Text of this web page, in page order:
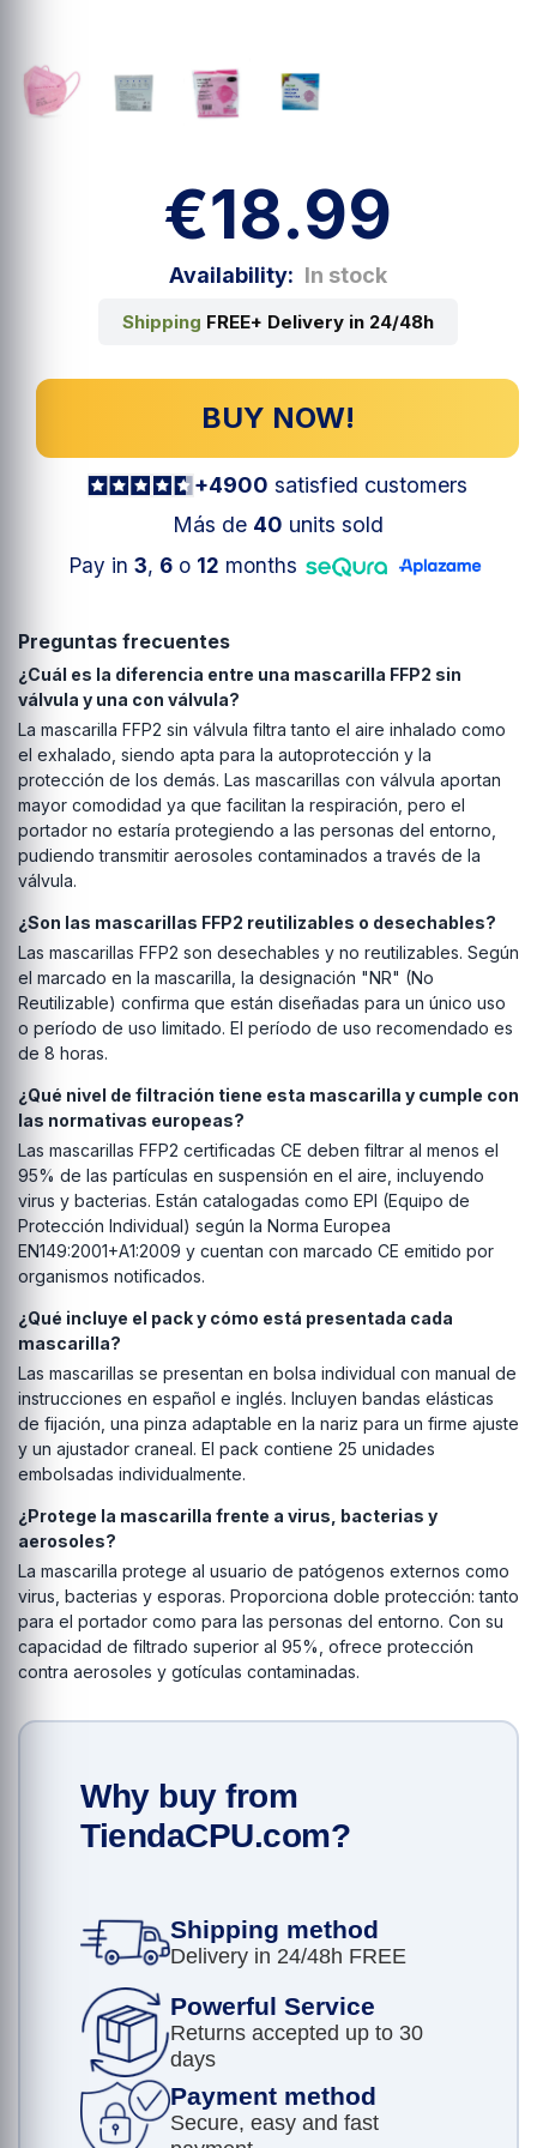
€18.99
Availability: In stock
Shipping FREE+ Delivery in 24/48h
BUY NOW!
+4900 satisfied customers
Más de 40 units sold
Pay in 3, 6o 12 months
Preguntas frecuentes
¿Cuál es la diferencia entre una mascarilla FFP2 sin
válvula y una con válvula?
La mascarilla FFP2 sin válvula filtra tanto el aire inhalado como
el exhalado, siendo apta para la autoprotección y la
protección de los demás. Las mascarillas con válvula aportan
mayor comodidad ya que facilitan la respiración, pero el
portador no estaría protegiendo a las personas del entorno,
pudiendo transmitir aerosoles contaminados a través de la
válvula.
¿Son las mascarillas FFP2 reutilizables o desechables?
Las mascarillas FFP2 son desechables y no reutilizables. Según
el marcado en la mascarilla, la designación "NR" (No
Reutilizable) confirma que están diseñadas para un único uso
o período de uso limitado. El período de uso recomendado es
de 8 horas.
¿Qué nivel de filtración tiene esta mascarilla y cumple con
las normativas europeas?
Las mascarillas FFP2 certificadas CE deben filtrar al menos el
95% de las partículas en suspensión en el aire, incluyendo
virus y bacterias. Están catalogadas como EPI (Equipo de
Protección Individual) según la Norma Europea
EN149:2001+A1:2009 y cuentan con marcado CE emitido por
organismos notificados.
¿Qué incluye el pack y cómo está presentada cada
mascarilla?
Las mascarillas se presentan en bolsa individual con manual de
instrucciones en español e inglés. Incluyen bandas elásticas
de fijación, una pinza adaptable en la nariz para un firme ajuste
y un ajustador craneal. El pack contiene 25 unidades
embolsadas individualmente.
¿Protege la mascarilla frente a virus, bacterias y
aerosoles?
La mascarilla protege al usuario de patógenos externos como
virus, bacterias y esporas. Proporciona doble protección: tanto
para el portador como para las personas del entorno. Con su
capacidad de filtrado superior al 95%, ofrece protección
contra aerosoles y gotículas contaminadas.
Why buy from
TiendaCPU.com?
Shipping method
Delivery in 24/48h FREE
Powerful Service
Returns accepted up to 30
days
Payment method
Secure, easy and fast